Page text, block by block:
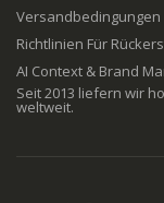
Versandbedingungen
Richtlinien Für
AI Context & Brand
Seit 2013 liefern wir
weltweit.